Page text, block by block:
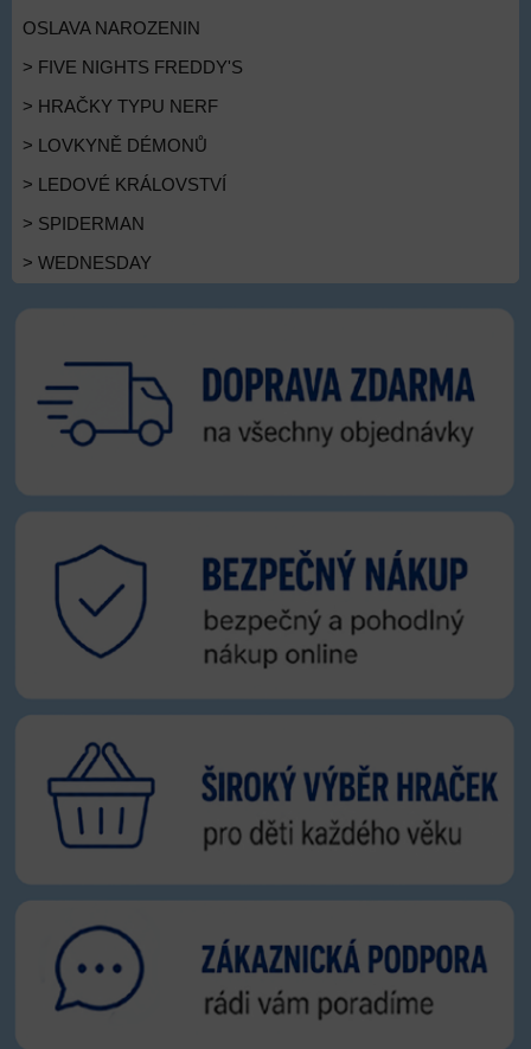
OSLAVA NAROZENIN
> FIVE NIGHTS FREDDY'S
> HRAČKY TYPU NERF
> LOVKYNĚ DÉMONŮ
> LEDOVÉ KRÁLOVSTVÍ
> SPIDERMAN
> WEDNESDAY